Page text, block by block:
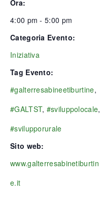
Ora:
4:00 pm - 5:00 pm
Categoria Evento:
Iniziativa
Tag Evento:
#galterresabineetiburtine,
#GALTST, #sviluppolocale,
#svilupporurale
Sito web:
www.galterresabinetiburtin
e.it